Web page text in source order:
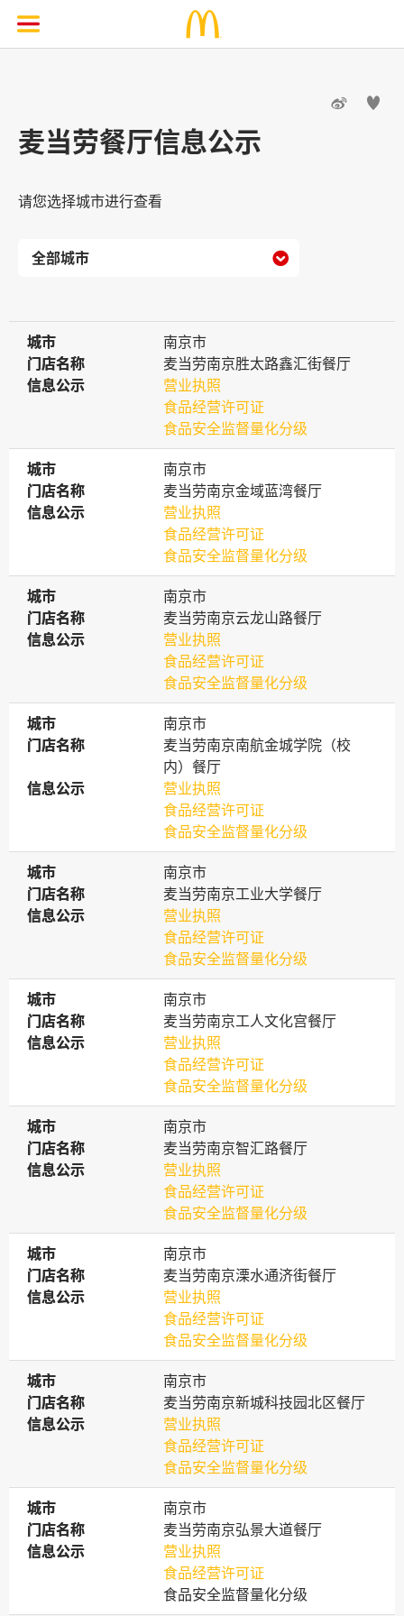
 
麦当劳餐厅信息公示
请您选择城市进行查看

城市
城市
南京市
门店名称
门店名称
麦当劳南京胜太路鑫汇街餐厅
信息公示
信息公示
营业执照
食品经营许可证
食品安全监督量化分级
城市
城市
南京市
门店名称
门店名称
麦当劳南京金域蓝湾餐厅
信息公示
信息公示
营业执照
食品经营许可证
食品安全监督量化分级
城市
城市
南京市
门店名称
门店名称
麦当劳南京云龙山路餐厅
信息公示
信息公示
营业执照
食品经营许可证
食品安全监督量化分级
城市
城市
南京市
门店名称
门店名称
麦当劳南京南航金城学院（校
内）餐厅
信息公示
信息公示
营业执照
食品经营许可证
食品安全监督量化分级
城市
城市
南京市
门店名称
门店名称
麦当劳南京工业大学餐厅
信息公示
信息公示
营业执照
食品经营许可证
食品安全监督量化分级
城市
城市
南京市
门店名称
门店名称
麦当劳南京工人文化宫餐厅
信息公示
信息公示
营业执照
食品经营许可证
食品安全监督量化分级
城市
城市
南京市
门店名称
门店名称
麦当劳南京智汇路餐厅
信息公示
信息公示
营业执照
食品经营许可证
食品安全监督量化分级
城市
城市
南京市
门店名称
门店名称
麦当劳南京溧水通济街餐厅
信息公示
信息公示
营业执照
食品经营许可证
食品安全监督量化分级
城市
城市
南京市
门店名称
门店名称
麦当劳南京新城科技园北区餐厅
信息公示
信息公示
营业执照
食品经营许可证
食品安全监督量化分级
城市
城市
南京市
门店名称
门店名称
麦当劳南京弘景大道餐厅
信息公示
信息公示
营业执照
食品经营许可证
食品安全监督量化分级